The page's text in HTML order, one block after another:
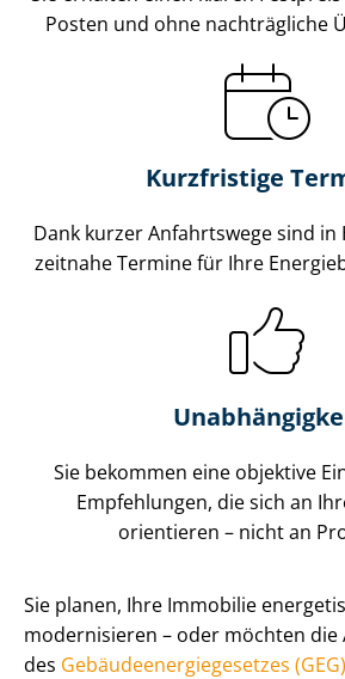
Posten und ohne nachträgliche
Kurzfristige
Dank kurzer Anfahrtswege sind
zeitnahe Termine für Ihre
Sie bekommen eine objektive
Empfehlungen, die sich an
orientieren – nicht an
Sie planen, Ihre Immobilie
modernisieren – oder möchten
des Ge­bäu­de­en­er­gie­ge­set­zes (GEG)